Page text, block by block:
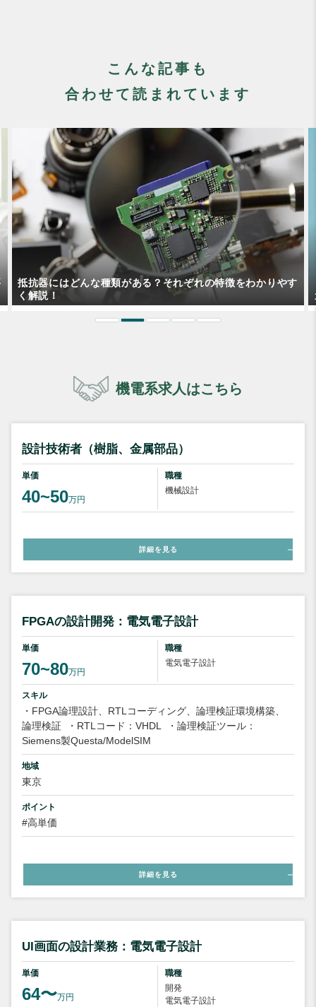
こんな記事も
合わせて読まれています
カスケード制御が使われる場面と技術的要点
機電系求人はこちら
設計技術者（樹脂、金属部品）
単価
40~50万円
職種
機械設計
詳細を見る
FPGAの設計開発：電気電子設計
単価
70~80万円
職種
電気電子設計
スキル
・FPGA論理設計、RTLコーディング、論理検証環境構築、
論理検証
・RTLコード：VHDL
・論理検証ツール：
Siemens製Questa/ModelSIM
地域
東京
ポイント
#高単価
詳細を見る
UI画面の設計業務：電気電子設計
単価
64〜万円
職種
開発
電気電子設計